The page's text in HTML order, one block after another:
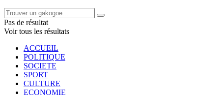
Pas de résultat
Voir tous les résultats
ACCUEIL
POLITIQUE
SOCIETE
SPORT
CULTURE
ECONOMIE